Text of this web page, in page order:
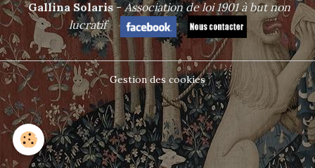
Gallina Solaris-Association de loi 1901 à but non
lucratif
Gestion des cookies